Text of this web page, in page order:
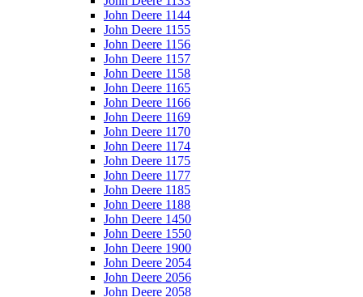
John Deere 1144
John Deere 1155
John Deere 1156
John Deere 1157
John Deere 1158
John Deere 1165
John Deere 1166
John Deere 1169
John Deere 1170
John Deere 1174
John Deere 1175
John Deere 1177
John Deere 1185
John Deere 1188
John Deere 1450
John Deere 1550
John Deere 1900
John Deere 2054
John Deere 2056
John Deere 2058